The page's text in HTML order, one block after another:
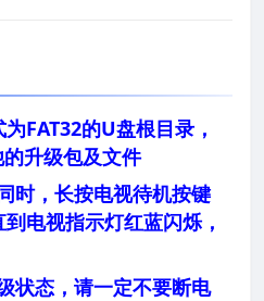
FAT32的U盘根目录，
升级包及文件
时，长按电视待机按键
到电视指示灯红蓝闪烁，
状态，请一定不要断电